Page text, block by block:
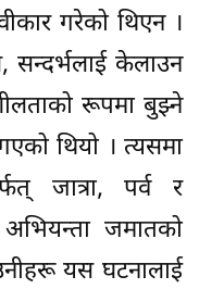
गरेको थिएन ।
सन्दर्भलाई केलाउन
रूपमा बुझ्ने
थियो । त्यसमा
जात्रा, पर्व र
अभियन्ता जमातको
यस घटनालाई